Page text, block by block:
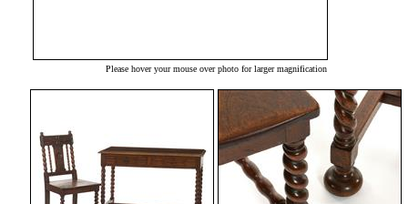
Please hover your mouse over photo for larger magnification